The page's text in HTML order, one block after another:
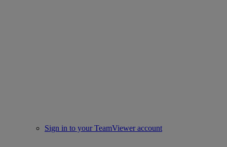
Sign in to your TeamViewer account